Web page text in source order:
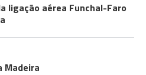
ligação aérea Funchal-Faro
Madeira